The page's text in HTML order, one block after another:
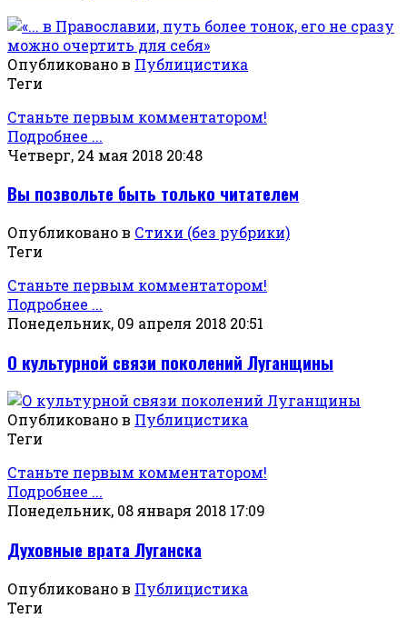
Опубликовано в Публицистика
Теги
Станьте первым комментатором!
Подробнее ...
Четверг, 24 мая 2018 20:48
Вы позвольте быть только читателем
Опубликовано в Стихи (без рубрики)
Теги
Станьте первым комментатором!
Подробнее ...
Понедельник, 09 апреля 2018 20:51
О культурной связи поколений Луганщины
Опубликовано в Публицистика
Теги
Станьте первым комментатором!
Подробнее ...
Понедельник, 08 января 2018 17:09
Духовные врата Луганска
Опубликовано в Публицистика
Теги